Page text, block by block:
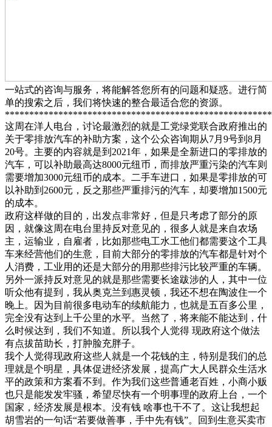
一站式的咨询与服务，将能解答您所有的问题和疑惑。进行简
单的搜索之后，我们将快速的整合最适合您的资源。
这周在洋人电台，讨论最激烈的就是工党绿党联合政府推出的
关于零排放汽车的补助方案，这个公众咨询期从7月9号到8月
20号。主要的内容就是到2021年，如果是全新进口的零排放的
汽车，可以补助最高达8000元纽币，而排放严重污染的汽车则
需要增加3000元纽币的成本。二手车进口，如果是零排放的可
以补助到2600元，反之那些严重排污的汽车，却要增加1500元
的成本。
政府这样做的目的，出发点非常好，但是只考虑了部分的原
因，就像这周在电台里持反对意见的，很多人就是来自农场
主，运输业，自雇者，比如那些电工水工他们都需要这个工具
车来经营他们的生意，目前大部分的零排放的汽车都是针对个
人消费，工业用的还是大部分的用那些排污比较严重的车辆。
另外一派持反对意见的就是那些需要长途跋涉的人，其中一位
听众他有提到，我从奥克兰到惠灵顿，我还不想在陶波住一个
晚上。因为目前很多电动车的续航能力，也就是五百多公里，
完全没有达到上千公里的水平。当然了，将来能不能达到，什
么时候达到，我们不知道。所以我个人觉得 现政府这个做法
有点拔苗助长，打肿脸充胖子。
我个人觉得现政府这些人就是一个花钱的主，特别是我们的总
理就是个明星，具体促进经济发展，提高广大人民群众生活水
平的政策和方案看不到。作为我们这些普通老百姓，小商小贩
也只是能发发牢骚，希望尽快有一个明事理的政府上台，一个
国家，经济发展是根本。没有钱 啥事也干不了。这让我想起
胡雪岩的一句话“若要做善事，手中先有钱”。
回到生意买卖市